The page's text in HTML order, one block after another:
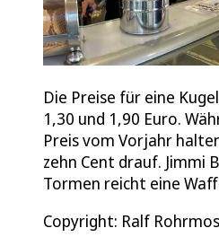
Die Preise für eine
1,30 und 1,90 Euro.
Preis vom Vorjahr
zehn Cent drauf. Jimmi
Tormen reicht eine
Copyright: Ralf